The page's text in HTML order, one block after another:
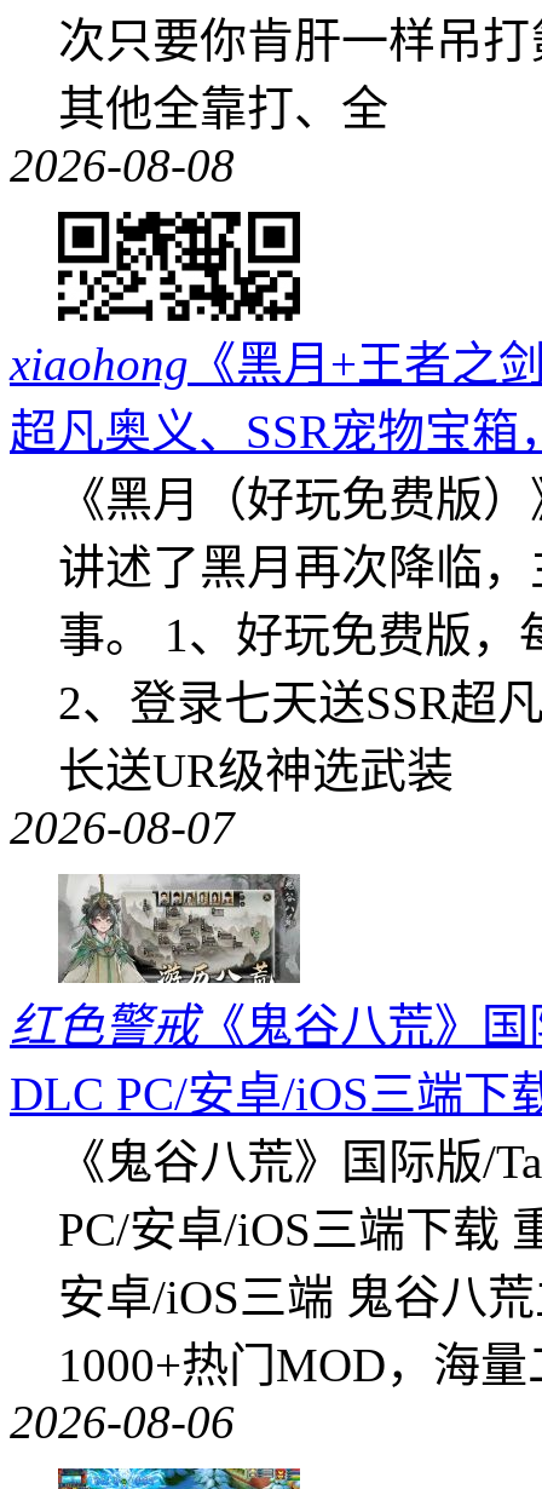
次只要你肯肝一样吊
其他全靠打、全
2026-08-08
xiaohong 《黑月+王者之
超凡奥义、SSR宠物宝箱
《黑月（好玩免费版
讲述了黑月再次降临
事。 1、好玩免费版，
2、登录七天送SSR超
长送UR级神选武装
2026-08-07
红色警戒《鬼谷八荒》国
DLC PC/安卓/iOS三端下
《鬼谷八荒》国际版/
PC/安卓/iOS三端下载
安卓/iOS三端 鬼谷八
1000+热门MOD，海
2026-08-06